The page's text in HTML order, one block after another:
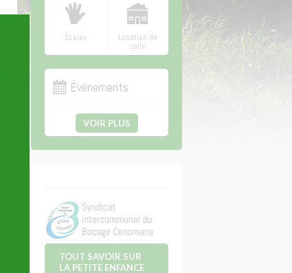
Écoles
Location de
salle
Évènements
VOIR PLUS
TOUT SAVOIR SUR
LA PETITE ENFANCE